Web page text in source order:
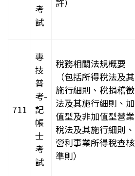
考
試
711
專
技
普
考-
記
帳
士
考
試
稅務相關法規概要
（包括所得稅法及其
施行細則、稅捐稽徵
法及其施行細則、加
值型及非加值型營業
稅法及其施行細則、
營利事業所得稅查核
準則）